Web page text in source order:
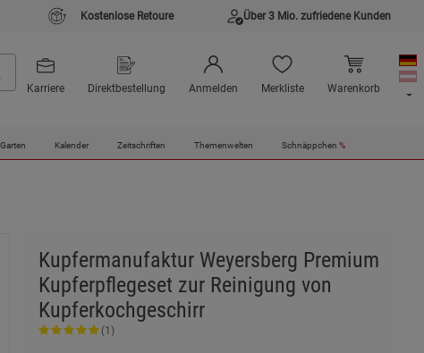
Kostenlose Retoure Über 3 Mio. zufriedene Kunden
Karriere Direktbestellung Anmelden Merkliste Warenkorb
Kalender Zeitschriften Themenwelten Schnäppchen %
Kupfermanufaktur Weyersberg Premium
Kupferpflegeset zur Reinigung von
Kupferkochgeschirr
(1)